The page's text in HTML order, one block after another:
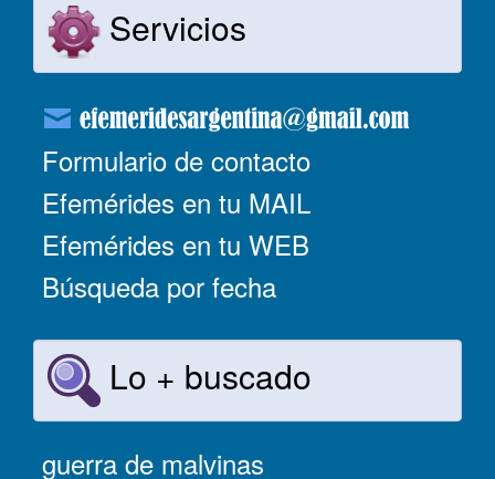
Servicios
Formulario de contacto
Efemérides en tu MAIL
Efemérides en tu WEB
Búsqueda por fecha
Lo + buscado
guerra de malvinas